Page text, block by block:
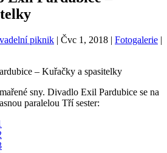
piknik | Čvc 1, 2018 | Fotogalerie |
sny. Divadlo Exil Pardubice se na
paralelou Tří sester: